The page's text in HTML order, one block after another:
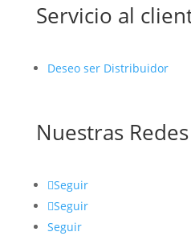
Servicio al
Deseo ser Distribuidor
Nuestras
Seguir
Seguir
Seguir